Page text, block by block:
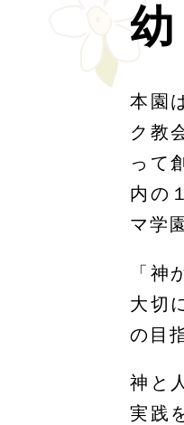
本園
ク教
って
内の
マ学
「神
大切
の目
神と
実践